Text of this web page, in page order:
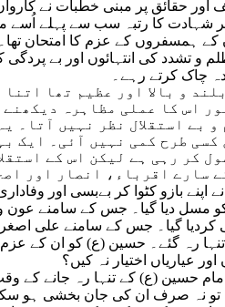
حقائق پر مبنی خطبات نے
شہادت کا رتبہ سب سے پہلے
ہمسفروں کے عزم کا امتحان
و تشدد کی انتہائوں اور بے
چاک کرتے رہے۔
و بالا اور عظیم تھا
اس کا عملی مظاہرہ
بے استقلال نظر نہیں آتا۔
کسی طرح کمی نہیں آئی۔ ایک
کر رہی ہے لیکن اس کے
سارے اقرباء، انصار اور
بازو کٹوا کر بےبسی اور
دیا گیا۔ جس کے سامنے عون و
کردیا گیا۔ جس کے سامنے علی
رہ گئے۔ حسین (ع) کو ان کے عزم
اور عیاریاں اختیار نہ کیں؟
حسین (ع) کے تنہا رہ جانے کے
نہ صرف ان کی جان بخشی ہو